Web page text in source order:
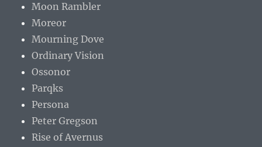
Moon Rambler
Moreor
Mourning Dove
Ordinary Vision
Ossonor
Parqks
Persona
Peter Gregson
Rise of Avernus